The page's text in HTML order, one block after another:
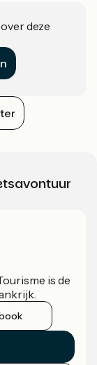
deze
is de